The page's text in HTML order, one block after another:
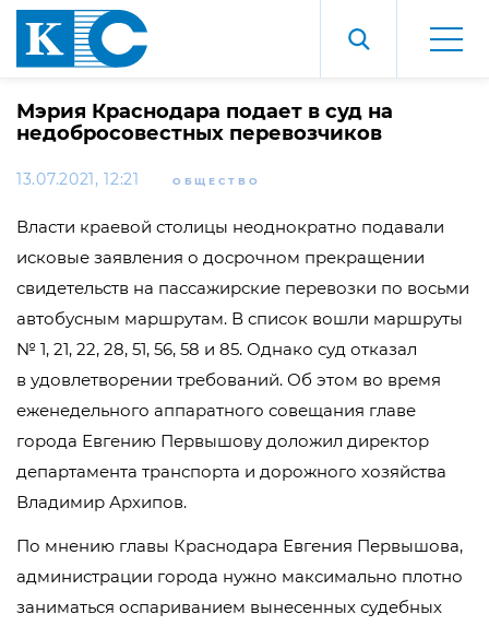
Мэрия Краснодара подает в суд на
недобросовестных перевозчиков
13.07.2021, 12:21 ОБЩЕСТВО
Власти краевой столицы неоднократно подавали
исковые заявления о досрочном прекращении
свидетельств на пассажирские перевозки по восьми
автобусным маршрутам. В список вошли маршруты
№ 1, 21, 22, 28, 51, 56, 58 и 85. Однако суд отказал
в удовлетворении требований. Об этом во время
еженедельного аппаратного совещания главе
города Евгению Первышову доложил директор
департамента транспорта и дорожного хозяйства
Владимир Архипов.
По мнению главы Краснодара Евгения Первышова,
администрации города нужно максимально плотно
заниматься оспариванием вынесенных судебных